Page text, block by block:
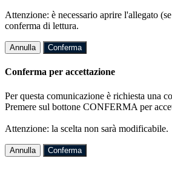
Attenzione: è necessario aprire l'allegato
conferma di lettura.
Annulla Conferma
Conferma per accettazione
Per questa comunicazione è richiesta una
Premere sul bottone CONFERMA per
Attenzione: la scelta non sarà modificabile.
Annulla Conferma